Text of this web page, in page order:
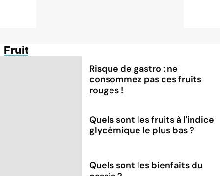
Fruit
Risque de gastro : ne
consommez pas ces fruits
rouges !
Quels sont les fruits à l'indice
glycémique le plus bas ?
Quels sont les bienfaits du